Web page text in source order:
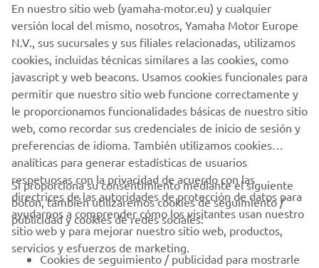
CORPORATIVO
PROFESIONALES
En nuestro sitio web (yamaha-motor.eu) y cualquier
versión local del mismo, nosotros, Yamaha Motor Europe
N.V., sus sucursales y sus filiales relacionadas, utilizamos
cookies, incluidas técnicas similares a las cookies, como
javascript y web beacons. Usamos cookies funcionales para
permitir que nuestro sitio web funcione correctamente y
le proporcionamos funcionalidades básicas de nuestro sitio
web, como recordar sus credenciales de inicio de sesión y
preferencias de idioma. También utilizamos cookies
analíticas para generar estadísticas de usuarios
respetuosas con la privacidad de acuerdo con las
directrices de las autoridades de protección de datos para
ayudarnos a comprender cómo los visitantes usan nuestro
sitio web y para mejorar nuestro sitio web, productos,
servicios y esfuerzos de marketing.
Si proporciona su consentimiento mediante el siguiente
botón, también utilizaremos cookies de seguimiento /
publicidad y cookies de redes sociales:
Cookies de seguimiento / publicidad para mostrarle